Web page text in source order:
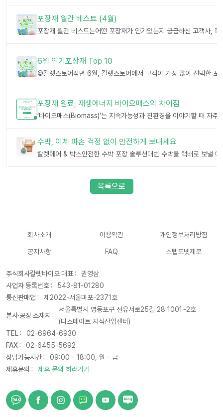
포장재 월간 베스트 (4월)
6월 인기포장재 Top 10
포장재 원료, 재생에너지 바이오매스의 차이점
수박, 이제 파손 걱정 없이 안전하게 보내세요
목록으로
회사소개 이용약관 개인정보처리방침
공지사항 FAQ 스텝포넷제로
주식회사칼렛바이오 대표 :
권영삼
사업자 등록번호 :
543-81-01280
통신판매업 :
제2022-서울마포-2371호
본사·공장 소재지 :
서울특별시 영등포구 선유서로25길 28 1001~2호
(디스테이트 지식산업센터)
TEL :
02-6964-6930
FAX :
02-6455-5692
상담가능시간 :
09:00 - 18:00, 월 - 금
제휴문의 :
제휴 문의 하러가기